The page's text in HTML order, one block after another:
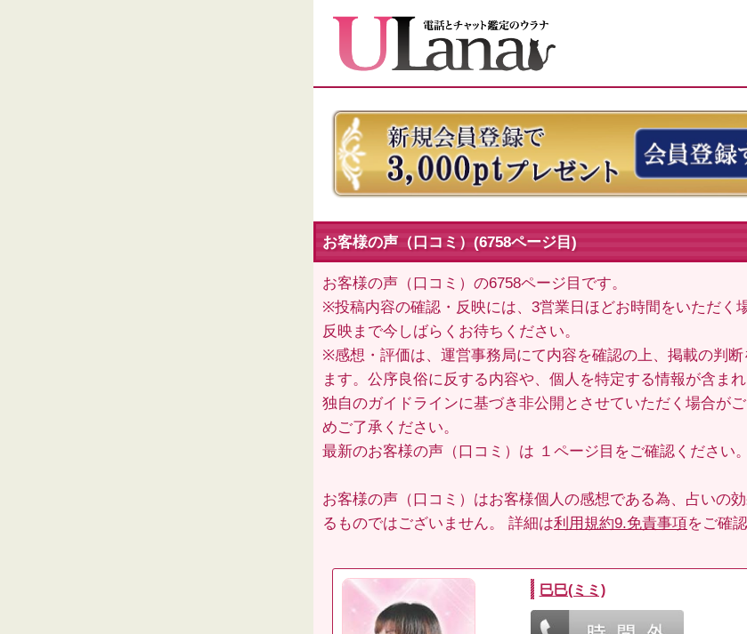
お客様の声（口コミ）(6758ページ目)
お客様の声（口コミ）の6758ページ目です。
※投稿内容の確認・反映には、3営業日ほどお時間をいただく
反映まで今しばらくお待ちください。
※感想・評価は、運営事務局にて内容を確認の上、掲載の判断
ます。公序良俗に反する内容や、個人を特定する情報が含ま
独自のガイドラインに基づき非公開とさせていただく場合が
めご了承ください。
最新のお客様の声（口コミ）は １ページ目 をご確認ください
お客様の声（口コミ）はお客様個人の感想である為、占いの
るものではございません。 詳細は利用規約9.免責事項をご確
巳巳(ミミ)